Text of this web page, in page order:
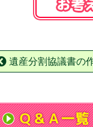
遺産分割協議書の